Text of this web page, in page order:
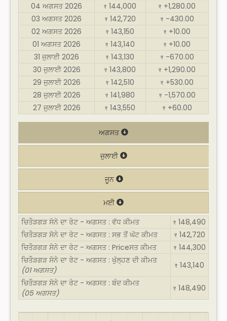
04 ਅਗਸਤ 2026
₹ 144,000 ₹ +1,280.00
03 ਅਗਸਤ 2026
₹ 142,720 ₹ -430.00
02 ਅਗਸਤ 2026
₹ 143,150 ₹ +10.00
01 ਅਗਸਤ 2026
₹ 143,140 ₹ +10.00
31 ਜੁਲਾਈ 2026
₹ 143,130 ₹ -670.00
30 ਜੁਲਾਈ 2026
₹ 143,800 ₹ +1,290.00
29 ਜੁਲਾਈ 2026
₹ 142,510 ₹ +530.00
28 ਜੁਲਾਈ 2026
₹ 141,980 ₹ -1,570.00
27 ਜੁਲਾਈ 2026
₹ 143,550 ₹ +60.00
ਅਗਸਤ
ਜੁਲਾਈ
ਜੂਨ
ਮਈ
ਚਿਤੌੜਗੜ ਸੋਨੇ ਦਾ ਰੇਟ - ਅਗਸਤ : ਵੱਧ ਕੀਮਤ
₹ 148,490
ਚਿਤੌੜਗੜ ਸੋਨੇ ਦਾ ਰੇਟ - ਅਗਸਤ : ਸਭ ਤੋਂ ਘੱਟ ਕੀਮਤ
₹ 142,720
ਚਿਤੌੜਗੜ ਸੋਨੇ ਦਾ ਰੇਟ - ਅਗਸਤ : Priceਸਤ ਕੀਮਤ
₹ 144,300
ਚਿਤੌੜਗੜ ਸੋਨੇ ਦਾ ਰੇਟ - ਅਗਸਤ : ਖੁੱਲ੍ਹਣ ਦੀ ਕੀਮਤ
(01 ਅਗਸਤ)
₹ 143,140
ਚਿਤੌੜਗੜ ਸੋਨੇ ਦਾ ਰੇਟ - ਅਗਸਤ : ਬੰਦ ਕੀਮਤ
(05 ਅਗਸਤ)
₹ 148,490